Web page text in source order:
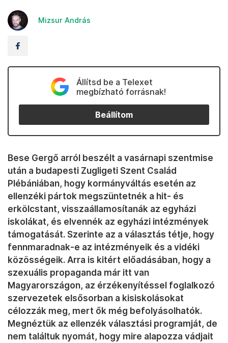
Mizsur András
Állítsd be a Telexet
megbízható forrásnak!
Beállítom
Bese Gergő arról beszélt a vasárnapi szentmise
után a budapesti Zugligeti Szent Család
Plébániában, hogy kormányváltás esetén az
ellenzéki pártok megszüntetnék a hit- és
erkölcstant, visszaállamosítanák az egyházi
iskolákat, és elvennék az egyházi intézmények
támogatását. Szerinte az a választás tétje, hogy
fennmaradnak-e az intézményeik és a vidéki
közösségeik. Arra is kitért előadásában, hogy a
szexuális propaganda már itt van
Magyarországon, az érzékenyítéssel foglalkozó
szervezetek elsősorban a kisiskolásokat
célozzák meg, mert ők még befolyásolhatók.
Megnéztük az ellenzék választási programját, de
nem találtuk nyomát, hogy mire alapozza vádjait